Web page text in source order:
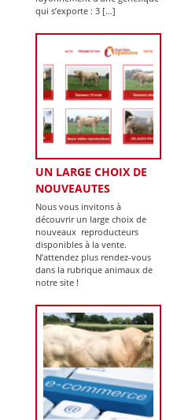
qui s’exporte : 3 […]
UN LARGE CHOIX DE
NOUVEAUTES
Nous vous invitons à
découvrir un large choix de
nouveaux reproducteurs
disponibles à la vente.
N’attendez plus rendez-vous
dans la rubrique animaux de
notre site !